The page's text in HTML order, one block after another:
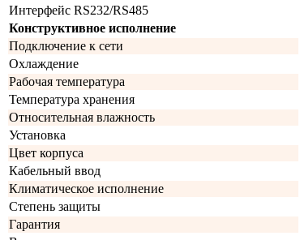
Интерфейс RS232/RS485
Конструктивное исполнение
Подключение к сети
Охлаждение
Рабочая температура
Температура хранения
Относительная влажность
Установка
Цвет корпуса
Кабельный ввод
Климатическое исполнение
Степень защиты
Гарантия